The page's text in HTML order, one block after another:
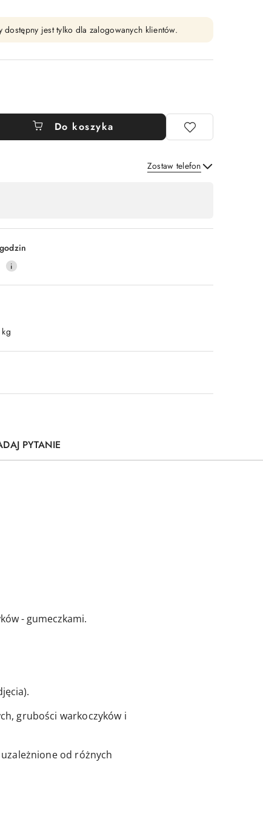
jest tylko dla zalogowanych klientów.
Do koszyka
Zostaw telefon
PYTANIE
- gumeczkami.
grubości warkoczyków i
od różnych